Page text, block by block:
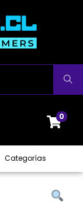
Buscar
0
Categorías